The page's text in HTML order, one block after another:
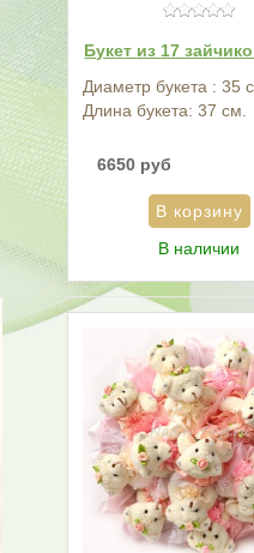
Букет из 17
Диаметр букета : 35
Длина букета: 37 см.
6650 руб
В наличии